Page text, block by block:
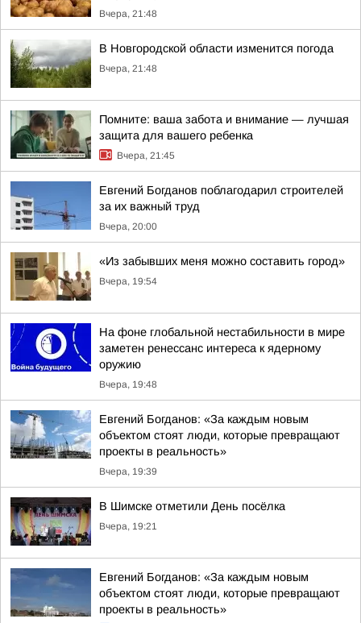
Вчера, 21:48
В Новгородской области изменится погода
Вчера, 21:48
Помните: ваша забота и внимание — лучшая
защита для вашего ребенка
Вчера, 21:45
Евгений Богданов поблагодарил строителей
за их важный труд
Вчера, 20:00
«Из забывших меня можно составить город»
Вчера, 19:54
На фоне глобальной нестабильности в мире
заметен ренессанс интереса к ядерному
оружию
Вчера, 19:48
Евгений Богданов: «За каждым новым
объектом стоят люди, которые превращают
проекты в реальность»
Вчера, 19:39
В Шимске отметили День посёлка
Вчера, 19:21
Евгений Богданов: «За каждым новым
объектом стоят люди, которые превращают
проекты в реальность»